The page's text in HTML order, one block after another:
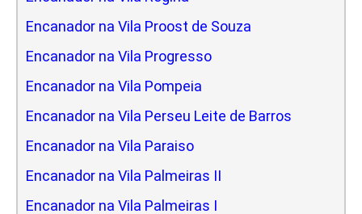
Encanador na Vila Proost de Souza
Encanador na Vila Progresso
Encanador na Vila Pompeia
Encanador na Vila Perseu Leite de Barros
Encanador na Vila Paraiso
Encanador na Vila Palmeiras II
Encanador na Vila Palmeiras I